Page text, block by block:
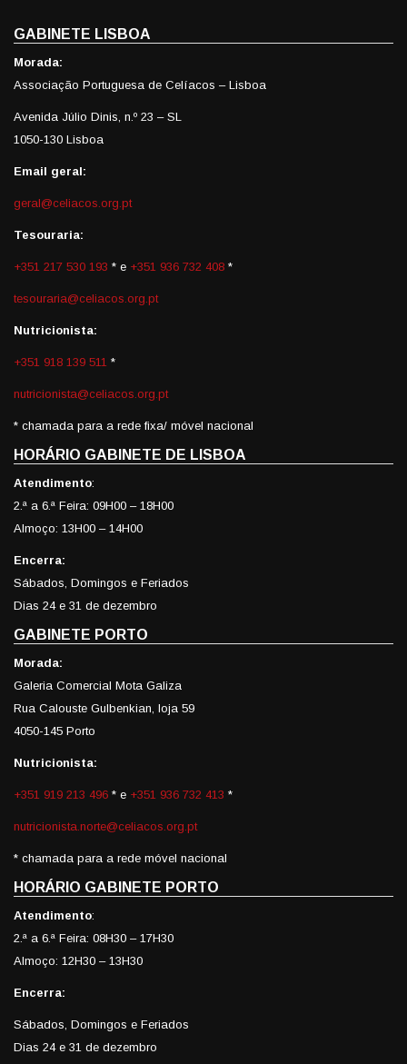
GABINETE LISBOA
Morada:
Associação Portuguesa de Celíacos – Lisboa
Avenida Júlio Dinis, n.º 23 – SL
1050-130 Lisboa
Email geral:
geral@celiacos.org.pt
Tesouraria:
+351 217 530 193 * e +351 936 732 408 *
tesouraria@celiacos.org.pt
Nutricionista:
+351 918 139 511 *
nutricionista@celiacos.org.pt
* chamada para a rede fixa/ móvel nacional
HORÁRIO GABINETE DE LISBOA
Atendimento:
2.ª a 6.ª Feira: 09H00 – 18H00
Almoço: 13H00 – 14H00
Encerra:
Sábados, Domingos e Feriados
Dias 24 e 31 de dezembro
GABINETE PORTO
Morada:
Galeria Comercial Mota Galiza
Rua Calouste Gulbenkian, loja 59
4050-145 Porto
Nutricionista:
+351 919 213 496 * e +351 936 732 413 *
nutricionista.norte@celiacos.org.pt
* chamada para a rede móvel nacional
HORÁRIO GABINETE PORTO
Atendimento:
2.ª a 6.ª Feira: 08H30 – 17H30
Almoço: 12H30 – 13H30
Encerra:
Sábados, Domingos e Feriados
Dias 24 e 31 de dezembro